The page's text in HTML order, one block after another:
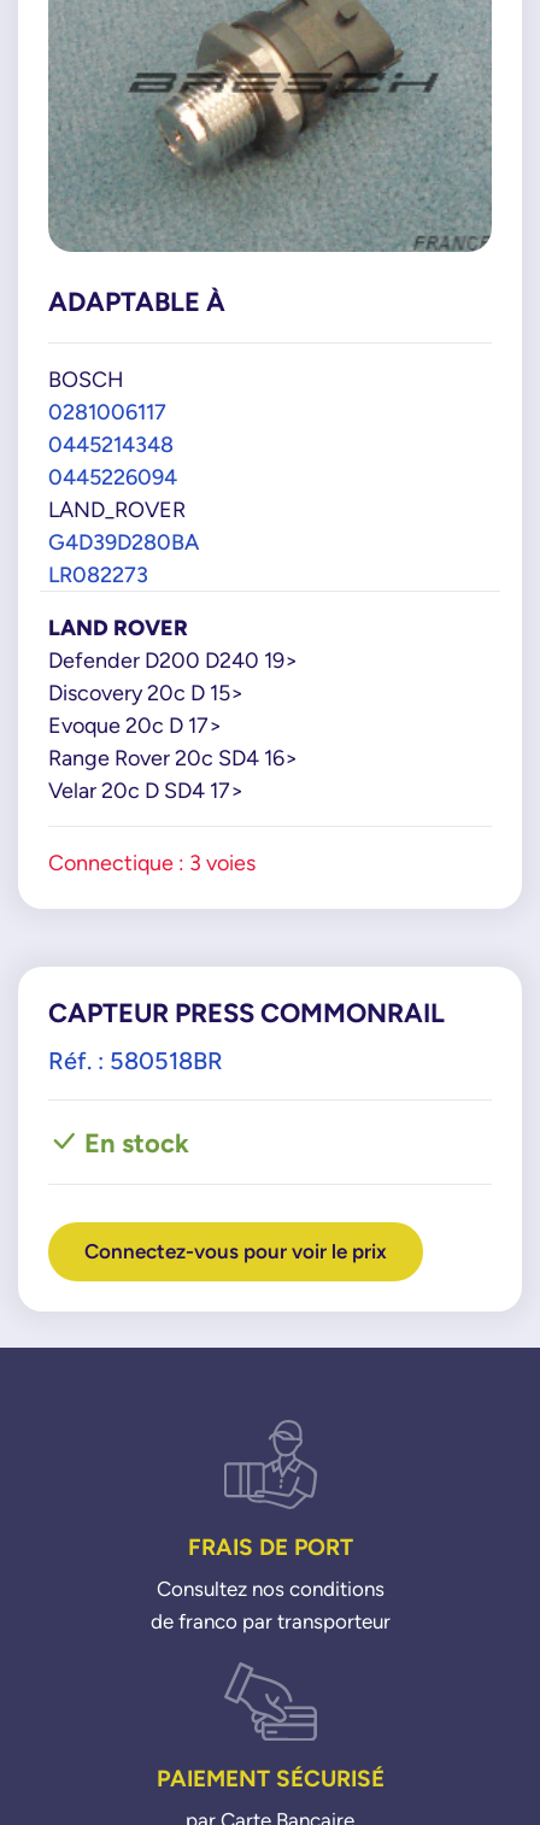
ADAPTABLE À
BOSCH
0281006117
0445214348
0445226094
LAND_ROVER
G4D39D280BA
LR082273
LAND ROVER
Defender D200 D240 19>
Discovery 20c D 15>
Evoque 20c D 17>
Range Rover 20c SD4 16>
Velar 20c D SD4 17>
Connectique : 3 voies
CAPTEUR PRESS COMMONRAIL
Réf. : 580518BR
En stock
Connectez-vous pour voir le prix
FRAIS DE PORT
Consultez nos conditions
de franco par transporteur
PAIEMENT SÉCURISÉ
par Carte Bancaire